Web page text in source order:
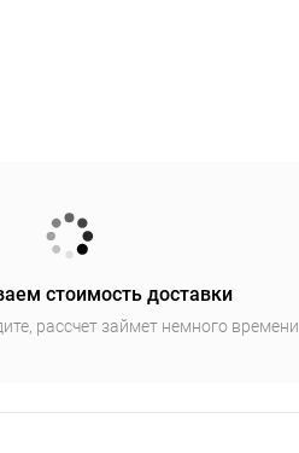
стоимость доставки
рассчет займет немного времени